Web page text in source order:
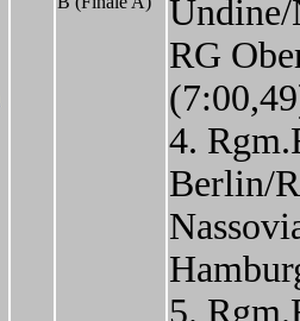
RG
4.
Berlin/
5.